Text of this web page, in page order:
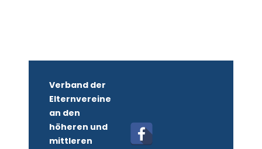
Verband der
Elternvereine
an den
höheren und
mittleren